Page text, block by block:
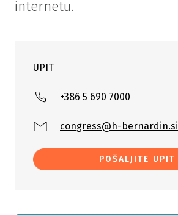
internetu.
UPIT
+386 5 690 7000
congress@h-bernardin.si
POŠALJITE UPIT